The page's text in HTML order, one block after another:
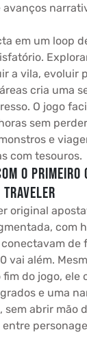
em um loop
a vila, evoluir
cria uma
O jogo
sem
e
com tesouros.
o primeiro
Traveler
original
com
de
vai além.
do jogo, ele
e uma
abrir mão